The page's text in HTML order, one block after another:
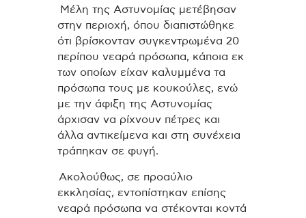
Μέλη της Αστυνομίας μετέβησαν
στην περιοχή, όπου διαπιστώθηκε
ότι βρίσκονταν συγκεντρωμένα 20
περίπου νεαρά πρόσωπα, κάποια εκ
των οποίων είχαν καλυμμένα τα
πρόσωπα τους με κουκούλες, ενώ
με την άφιξη της Αστυνομίας
άρχισαν να ρίχνουν πέτρες και
άλλα αντικείμενα και στη συνέχεια
τράπηκαν σε φυγή.
Ακολούθως, σε προαύλιο
εκκλησίας, εντοπίστηκαν επίσης
νεαρά πρόσωπα να στέκονται κοντά